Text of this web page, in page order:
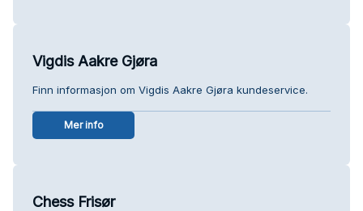
Vigdis Aakre Gjøra
Finn informasjon om Vigdis Aakre Gjøra kundeservice.
Mer info
Chess Frisør